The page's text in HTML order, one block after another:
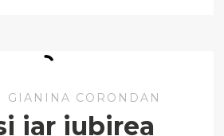
GIANINA CORONDAN
iar iubirea